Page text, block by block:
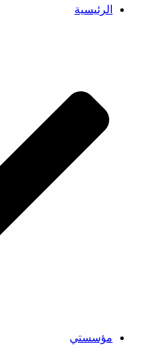
الرئيسية
مؤسستي